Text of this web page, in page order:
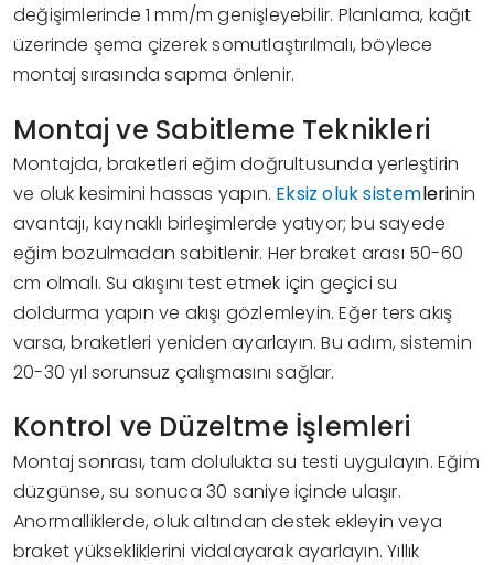
değişimlerinde 1 mm/m genişleyebilir. Planlama, kağıt
üzerinde şema çizerek somutlaştırılmalı, böylece
montaj sırasında sapma önlenir.
Montaj ve Sabitleme Teknikleri
Montajda, braketleri eğim doğrultusunda yerleştirin
ve oluk kesimini hassas yapın. Eksiz oluk sistemlerinin
avantajı, kaynaklı birleşimlerde yatıyor; bu sayede
eğim bozulmadan sabitlenir. Her braket arası 50-60
cm olmalı. Su akışını test etmek için geçici su
doldurma yapın ve akışı gözlemleyin. Eğer ters akış
varsa, braketleri yeniden ayarlayın. Bu adım, sistemin
20-30 yıl sorunsuz çalışmasını sağlar.
Kontrol ve Düzeltme İşlemleri
Montaj sonrası, tam dolulukta su testi uygulayın. Eğim
düzgünse, su sonuca 30 saniye içinde ulaşır.
Anormalliklerde, oluk altından destek ekleyin veya
braket yüksekliklerini vidalayarak ayarlayın. Yıllık